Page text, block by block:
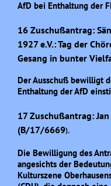
AfD bei Enthaltung der
16 Zuschußantrag:
1927 e.V.: Tag der
Gesang in bunter
Der Ausschuß bewilligt
Enthaltung der AfD
17 Zuschußantrag:
(B/17/6669).
Die Bewilligung des
angesichts der
Kulturszene